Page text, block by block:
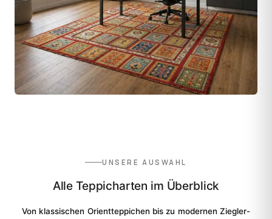
UNSERE AUSWAHL
Alle Teppicharten im Überblick
Von klassischen Orientteppichen bis zu modernen Ziegler-